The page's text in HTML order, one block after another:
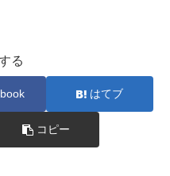
る
はてブ
コピー